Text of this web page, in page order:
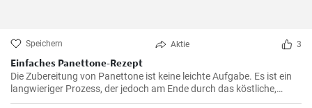
Speichern Aktie 3
Einfaches Panettone-Rezept
Die Zubereitung von Panettone ist keine leichte Aufgabe. Es ist ein
langwieriger Prozess, der jedoch am Ende durch das köstliche,
weiche und süße Ergebnis belohnt wird. Dieses traditionelle